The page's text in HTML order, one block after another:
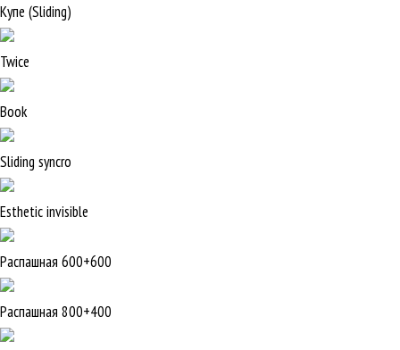
Купе (Sliding)
Twice
Book
Sliding syncro
Esthetic invisible
Распашная 600+600
Распашная 800+400